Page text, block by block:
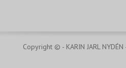
Copyright © - KARIN JARL